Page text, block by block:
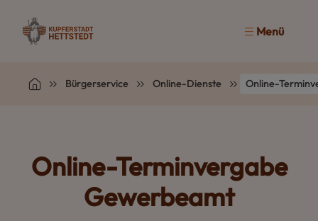
Menü
Bürgerservice Online-Dienste Online-
Online-Termin­vergabe
Gewerbe­amt